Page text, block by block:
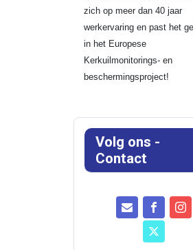
zich op meer dan 40 jaar
werkervaring en past het
in het Europese
Kerkuilmonitorings- en
beschermingsproject!
Volg ons -
Contact